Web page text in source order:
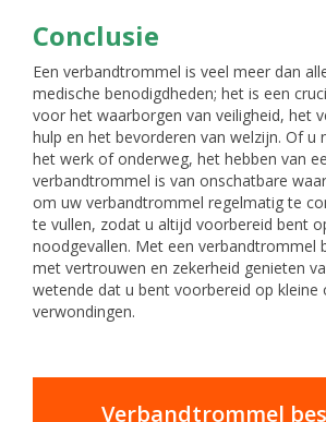
Conclusie
Een verbandtrommel is veel meer dan
medische benodigdheden; het is een
voor het waarborgen van veiligheid, het
hulp en het bevorderen van welzijn. Of u
het werk of onderweg, het hebben van
verbandtrommel is van onschatbare
om uw verbandtrommel regelmatig te
te vullen, zodat u altijd voorbereid bent
noodgevallen. Met een verbandtrommel
met vertrouwen en zekerheid genieten
wetende dat u bent voorbereid op kleine
verwondingen.
Verbandtrommel